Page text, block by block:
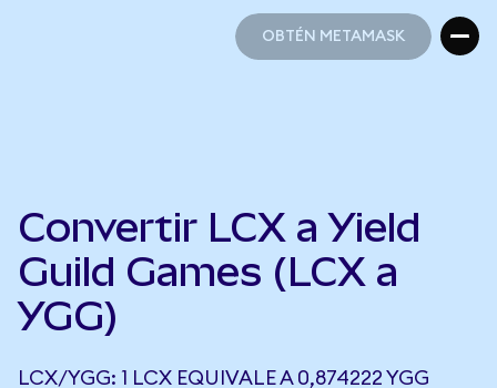
OBTÉN METAMASK
Convertir LCX a Yield
Guild Games (LCX a
YGG)
LCX/YGG: 1 LCX EQUIVALE A 0,874222 YGG